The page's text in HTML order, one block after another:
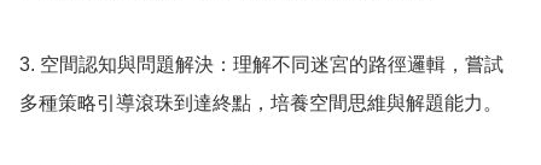
3. 空間認知與問題解決：理解不同迷宮的路徑邏輯，嘗試
多種策略引導滾珠到達終點，培養空間思維與解題能力。